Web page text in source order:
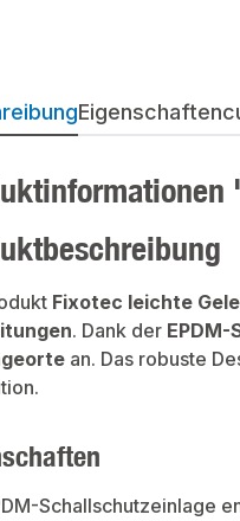
Eigenschaften
Fixotec leichte
. Dank der
an. Das robuste
Schallschutzeinlage